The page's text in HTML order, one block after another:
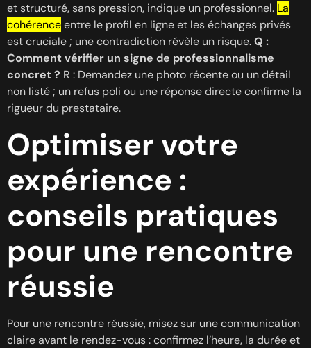
et structuré, sans pression, indique un professionnel. La
cohérenceentre le profil en ligne et les échanges privés
est cruciale ; une contradiction révèle un risque.Q :
Comment vérifier un signe de professionnalisme
concret ? R : Demandez une photo récente ou un détail
non listé ; un refus poli ou une réponse directe confirme la
rigueur du prestataire.
Optimiser votre
expérience :
conseils pratiques
pour une rencontre
réussie
Pour une rencontre réussie, misez sur une communication
claire avant le rendez-vous : confirmez l’heure, la durée et